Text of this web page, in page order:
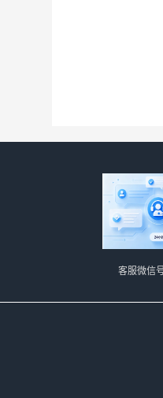
客服微信